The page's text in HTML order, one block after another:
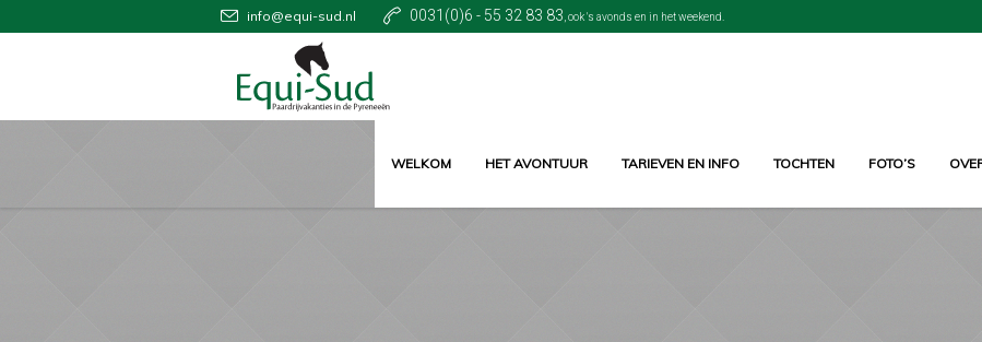
info@equi-sud.nl 0031(0)6 - 55 32 83 83 , ook 's avonds en in het weekend.
WELKOM HET AVONTUUR TARIEVEN EN INFO TOCHTEN FOTO’S